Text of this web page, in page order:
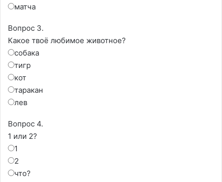
матча
Вопрос 3.
Какое твоё любимое животное?
собака
тигр
кот
таракан
лев
Вопрос 4.
1 или 2?
1
2
что?